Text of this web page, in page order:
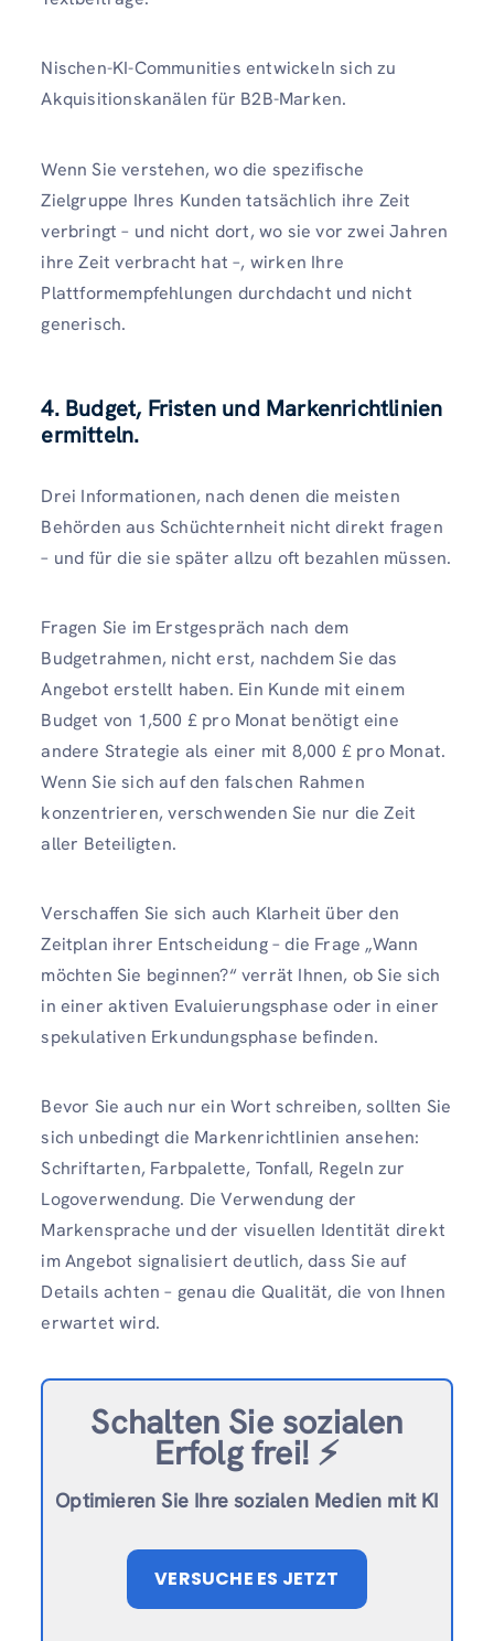
Nischen-KI-Communities entwickeln sich zu
Akquisitionskanälen für B2B-Marken.
Wenn Sie verstehen, wo die spezifische
Zielgruppe Ihres Kunden tatsächlich ihre Zeit
verbringt – und nicht dort, wo sie vor zwei Jahren
ihre Zeit verbracht hat –, wirken Ihre
Plattformempfehlungen durchdacht und nicht
generisch.
4. Budget, Fristen und Markenrichtlinien
ermitteln.
Drei Informationen, nach denen die meisten
Behörden aus Schüchternheit nicht direkt fragen
– und für die sie später allzu oft bezahlen müssen.
Fragen Sie im Erstgespräch nach dem
Budgetrahmen, nicht erst, nachdem Sie das
Angebot erstellt haben. Ein Kunde mit einem
Budget von 1,500 £ pro Monat benötigt eine
andere Strategie als einer mit 8,000 £ pro Monat.
Wenn Sie sich auf den falschen Rahmen
konzentrieren, verschwenden Sie nur die Zeit
aller Beteiligten.
Verschaffen Sie sich auch Klarheit über den
Zeitplan ihrer Entscheidung – die Frage „Wann
möchten Sie beginnen?“ verrät Ihnen, ob Sie sich
in einer aktiven Evaluierungsphase oder in einer
spekulativen Erkundungsphase befinden.
Bevor Sie auch nur ein Wort schreiben, sollten Sie
sich unbedingt die Markenrichtlinien ansehen:
Schriftarten, Farbpalette, Tonfall, Regeln zur
Logoverwendung. Die Verwendung der
Markensprache und der visuellen Identität direkt
im Angebot signalisiert deutlich, dass Sie auf
Details achten – genau die Qualität, die von Ihnen
erwartet wird.
Schalten Sie sozialen
Erfolg frei! ⚡️
Optimieren Sie Ihre sozialen Medien mit KI
VERSUCHE ES JETZT